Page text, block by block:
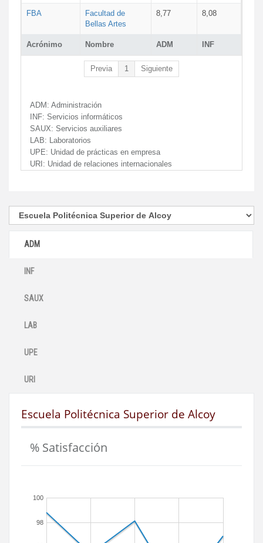
Acrónimo Nombre ADM INF
FBA
Facultad de
Bellas Artes
8,77 8,08
Previa 1 Siguiente
ADM: Administración
INF: Servicios informáticos
SAUX: Servicios auxiliares
LAB: Laboratorios
UPE: Unidad de prácticas en empresa
URI: Unidad de relaciones internacionales
ADM
INF
SAUX
LAB
UPE
URI
Escuela Politécnica Superior de Alcoy
% Satisfacción
98
100